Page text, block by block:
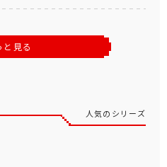
と見る
人気のシリーズ